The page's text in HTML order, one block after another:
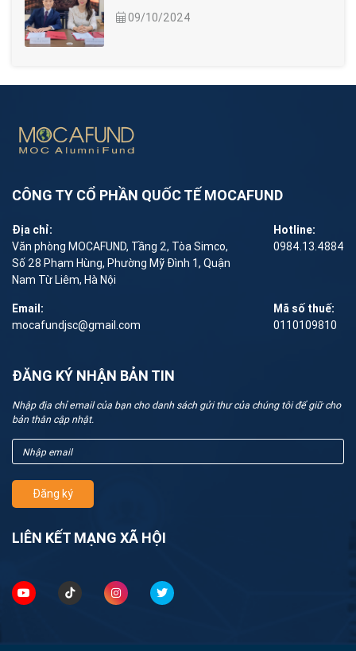
09/10/2024
CÔNG TY CỔ PHẦN QUỐC TẾ MOCAFUND
Địa chỉ:
Văn phòng MOCAFUND, Tầng 2, Tòa Simco,
Số 28 Phạm Hùng, Phường Mỹ Đình 1, Quận
Nam Từ Liêm, Hà Nội
Hotline:
0984.13.4884
Email:
mocafundjsc@gmail.com
Mã số thuế:
0110109810
ĐĂNG KÝ NHẬN BẢN TIN
Nhập địa chỉ email của bạn cho danh sách gửi thư của chúng tôi để giữ cho
bản thân cập nhật.
Đăng ký
LIÊN KẾT MẠNG XÃ HỘI